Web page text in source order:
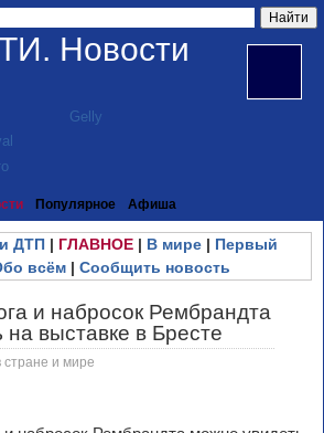
Новости
Популярное Афиша
ДТП| ГЛАВНОЕ| В мире| Первый
всём | Сообщить новость
и набросок Рембрандта
выставке в Бресте
стране и мире